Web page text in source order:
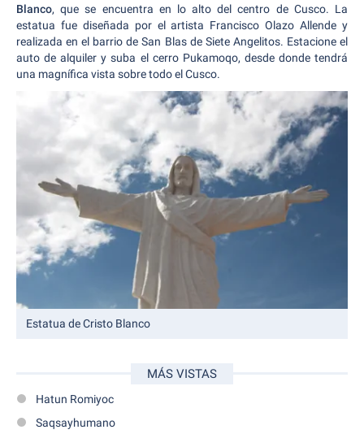
Blanco, que se encuentra en lo alto del centro de Cusco. La
estatua fue diseñada por el artista Francisco Olazo Allende y
realizada en el barrio de San Blas de Siete Angelitos. Estacione el
auto de alquiler y suba el cerro Pukamoqo, desde donde tendrá
una magnífica vista sobre todo el Cusco.
Estatua de Cristo Blanco
MÁS VISTAS
Hatun Romiyoc
Saqsayhumano